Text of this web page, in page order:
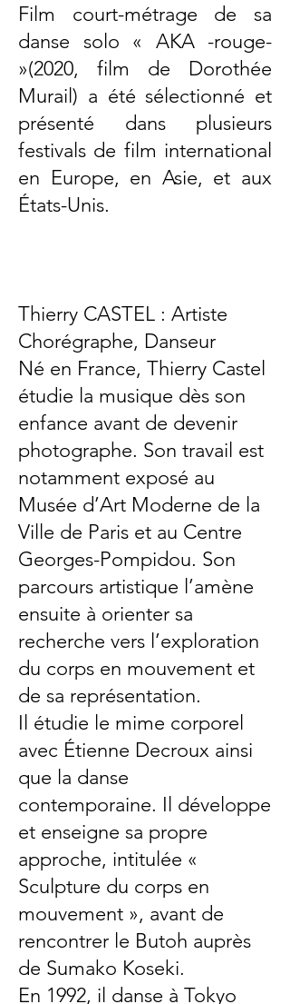
Film court-métrage de sa
danse solo « AKA -rouge-
»(2020, film de Dorothée
Murail) a été sélectionné et
présenté dans plusieurs
festivals de film international
en Europe, en Asie, et aux
États-Unis.
Thierry CASTEL : Artiste
Chorégraphe, Danseur
Né en France, Thierry Castel
étudie la musique dès son
enfance avant de devenir
photographe. Son travail est
notamment exposé au
Musée d’Art Moderne de la
Ville de Paris et au Centre
Georges-Pompidou. Son
parcours artistique l’amène
ensuite à orienter sa
recherche vers l’exploration
du corps en mouvement et
de sa représentation.
Il étudie le mime corporel
avec Étienne Decroux ainsi
que la danse
contemporaine. Il développe
et enseigne sa propre
approche, intitulée «
Sculpture du corps en
mouvement », avant de
rencontrer le Butoh auprès
de Sumako Koseki.
En 1992, il danse à Tokyo